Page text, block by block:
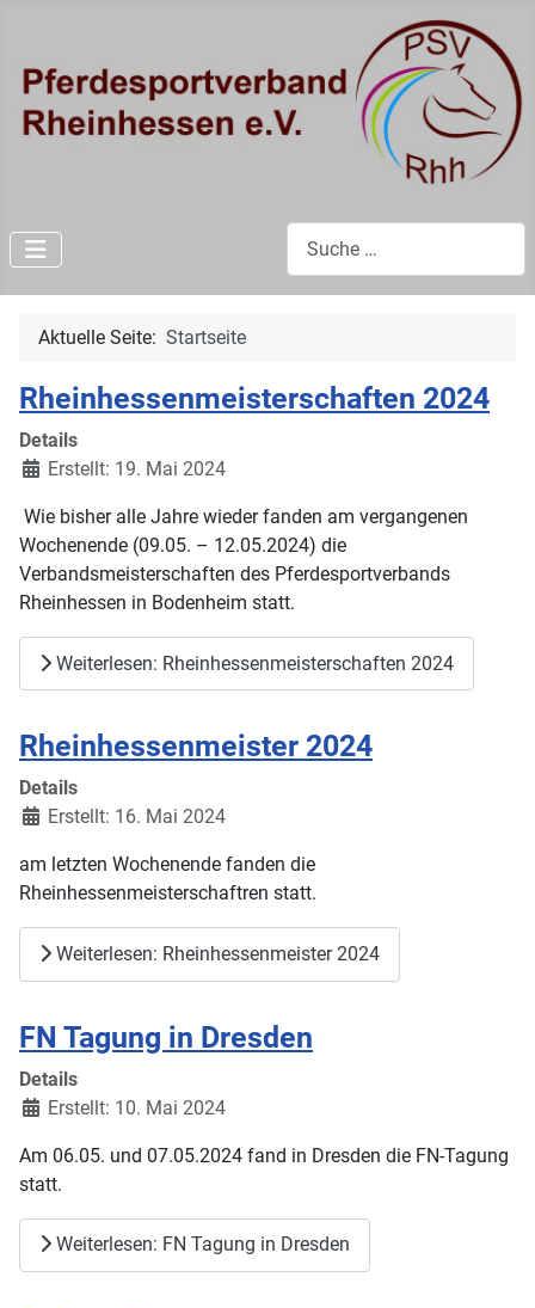
Aktuelle Seite: Startseite
Rheinhessenmeisterschaften 2024
Details
Erstellt: 19. Mai 2024
Wie bisher alle Jahre wieder fanden am vergangenen
Wochenende (09.05. – 12.05.2024) die
Verbandsmeisterschaften des Pferdesportverbands
Rheinhessen in Bodenheim statt.
Weiterlesen: Rheinhessenmeisterschaften 2024
Rheinhessenmeister 2024
Details
Erstellt: 16. Mai 2024
am letzten Wochenende fanden die
Rheinhessenmeisterschaftren statt.
Weiterlesen: Rheinhessenmeister 2024
FN Tagung in Dresden
Details
Erstellt: 10. Mai 2024
Am 06.05. und 07.05.2024 fand in Dresden die FN-Tagung
statt.
Weiterlesen: FN Tagung in Dresden